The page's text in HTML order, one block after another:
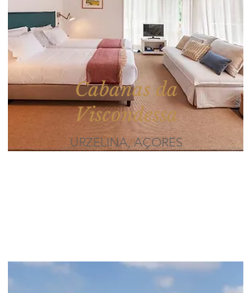
Cabanas da
Viscondessa
URZELINA, AÇORES